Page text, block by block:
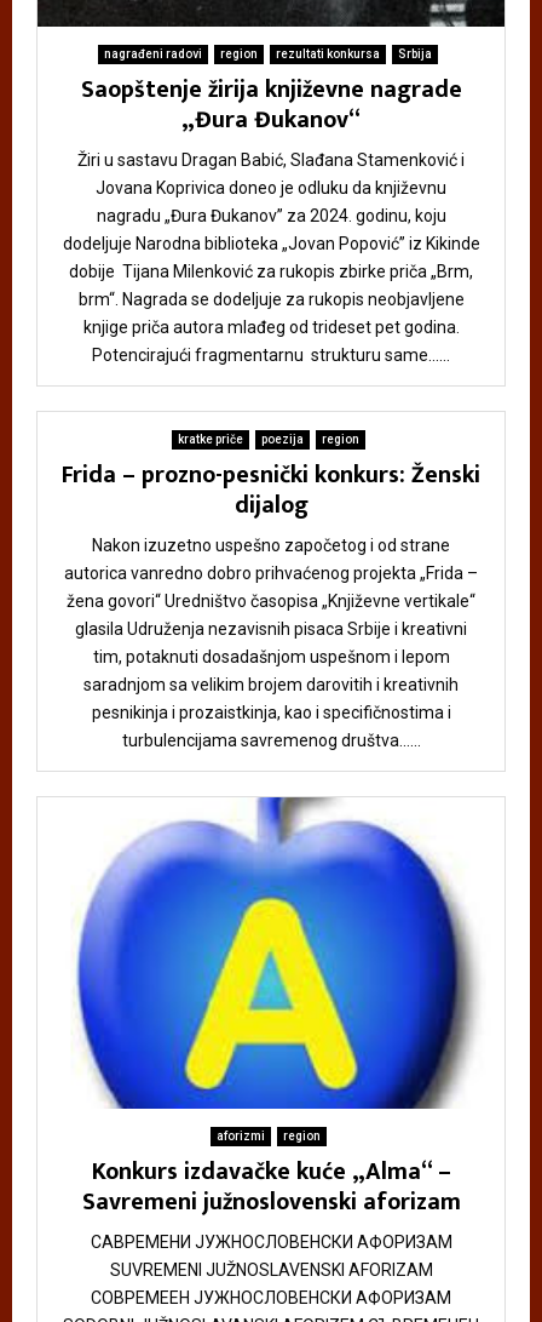
nagrađeni radovi region rezultati konkursa Srbija
Saopštenje žirija književne nagrade
„Đura Đukanov“
Žiri u sastavu Dragan Babić, Slađana Stamenković i
Jovana Koprivica doneo je odluku da književnu
nagradu „Đura Đukanov” za 2024. godinu, koju
dodeljuje Narodna biblioteka „Jovan Popović” iz Kikinde
dobije Tijana Milenković za rukopis zbirke priča „Brm,
brm“. Nagrada se dodeljuje za rukopis neobjavljene
knjige priča autora mlađeg od trideset pet godina.
Potencirajući fragmentarnu strukturu same......
kratke priče poezija region
Frida – prozno-pesnički konkurs: Ženski
dijalog
Nakon izuzetno uspešno započetog i od strane
autorica vanredno dobro prihvaćenog projekta „Frida –
žena govori“ Uredništvo časopisa „Književne vertikale“
glasila Udruženja nezavisnih pisaca Srbije i kreativni
tim, potaknuti dosadašnjom uspešnom i lepom
saradnjom sa velikim brojem darovitih i kreativnih
pesnikinja i prozaistkinja, kao i specifičnostima i
turbulencijama savremenog društva......
aforizmi region
Konkurs izdavačke kuće „Alma“ –
Savremeni južnoslovenski aforizam
САВРЕМЕНИ ЈУЖНОСЛОВЕНСКИ АФОРИЗАМ
SUVREMENI JUŽNOSLAVENSKI AFORIZAM
СОВРЕМЕЕН ЈУЖНОСЛОВЕНСКИ АФОРИЗАМ